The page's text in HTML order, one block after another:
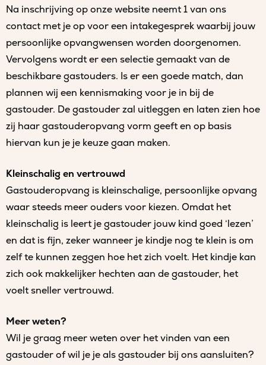
Na inschrijving op onze website neemt 1 van ons
contact met je op voor een intakegesprek waarbij jouw
persoonlijke opvangwensen worden doorgenomen.
Vervolgens wordt er een selectie gemaakt van de
beschikbare gastouders. Is er een goede match, dan
plannen wij een kennismaking voor je in bij de
gastouder. De gastouder zal uitleggen en laten zien hoe
zij haar gastouderopvang vorm geeft en op basis
hiervan kun je je keuze gaan maken.
Kleinschalig en vertrouwd
Gastouderopvang is kleinschalige, persoonlijke opvang
waar steeds meer ouders voor kiezen. Omdat het
kleinschalig is leert je gastouder jouw kind goed ‘lezen’
en dat is fijn, zeker wanneer je kindje nog te klein is om
zelf te kunnen zeggen hoe het zich voelt. Het kindje kan
zich ook makkelijker hechten aan de gastouder, het
voelt sneller vertrouwd.
Meer weten?
Wil je graag meer weten over het vinden van een
gastouder of wil je je als gastouder bij ons aansluiten?